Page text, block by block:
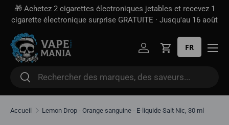
Aller directement au contenu
1
16 août
Livraison gratuite à partir de100 $*· Taxe d'accise
incluse — contrairement à certains sites
Rechercher
Rechercher
Se connecter
Panier
FR
Accueil Lemon Drop - Orange sanguine - E-liquide Salt Nic, 30 ml